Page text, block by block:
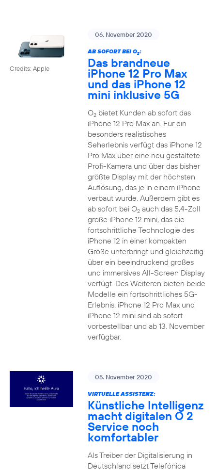
Credits: Apple
06. November 2020
AB SOFORT BEI O2:
Das brandneue
iPhone 12 Pro Max
und das iPhone 12
mini inklusive 5G
O2bietet Kunden ab sofort das
iPhone 12 Pro Max an. Für ein
besonders realistisches
Seherlebnis verfügt das iPhone 12
Pro Max über eine neu gestaltete
Profi-Kamera und über das bisher
größte Display mit der höchsten
Auflösung, das je in einem iPhone
verbaut wurde. Außerdem gibt es
ab sofort bei O2auch das 5,4-Zoll
große iPhone 12 mini, das die
fortschrittliche Technologie des
iPhone 12 in einer kompakten
Größe unterbringt und gleichzeitig
über ein beeindruckend großes
und immersives All-Screen Display
verfügt. Des Weiteren bieten beide
Modelle ein fortschrittliches 5G-
Erlebnis. iPhone 12 Pro Max und
iPhone 12 mini sind ab sofort
vorbestellbar und ab 13. November
verfügbar.
05. November 2020
VIRTUELLE ASSISTENZ:
Künstliche Intelligenz
macht digitalen O 2
Service noch
komfortabler
Als Treiber der Digitalisierung in
Deutschland setzt Telefónica